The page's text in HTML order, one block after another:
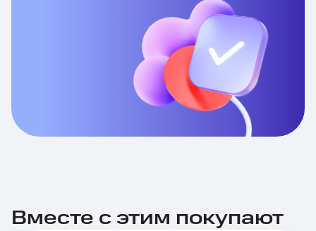
Вместе с этим покупают